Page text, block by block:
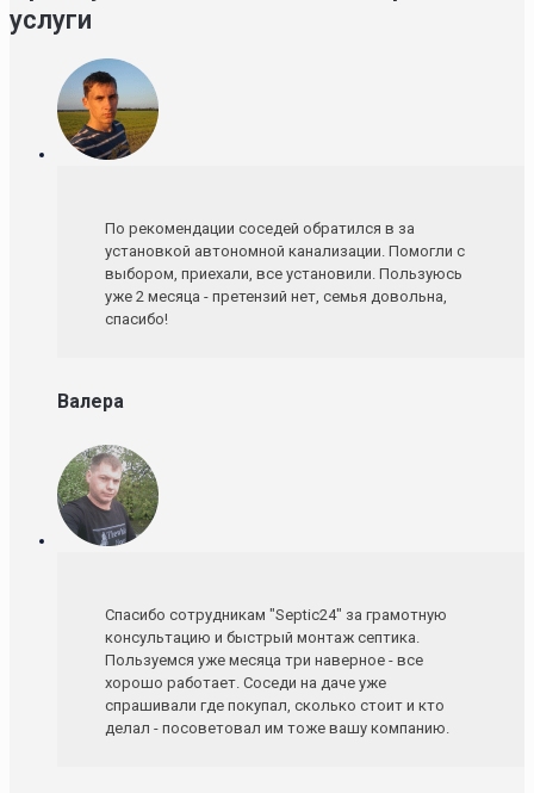
услуги
По рекомендации соседей обратился в за
установкой автономной канализации. Помогли с
выбором, приехали, все установили. Пользуюсь
уже 2 месяца - претензий нет, семья довольна,
спасибо!
Валера
Спасибо сотрудникам "Septic24" за грамотную
консультацию и быстрый монтаж септика.
Пользуемся уже месяца три наверное - все
хорошо работает. Соседи на даче уже
спрашивали где покупал, сколько стоит и кто
делал - посоветовал им тоже вашу компанию.